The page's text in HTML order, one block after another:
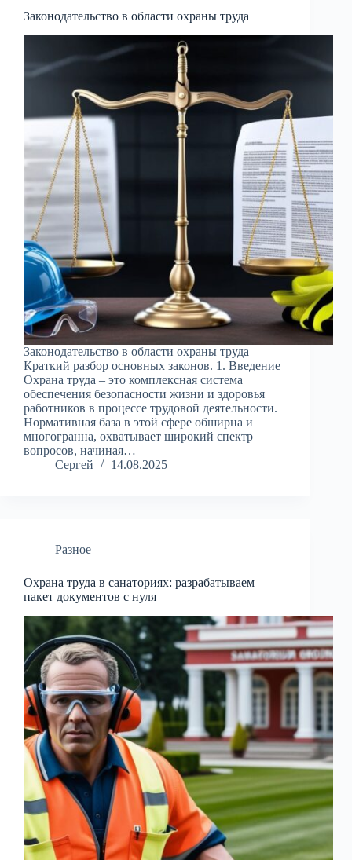
Законодательство в области охраны труда
Законодательство в области охраны труда
Краткий разбор основных законов. 1. Введение
Охрана труда – это комплексная система
обеспечения безопасности жизни и здоровья
работников в процессе трудовой деятельности.
Нормативная база в этой сфере обширна и
многогранна, охватывает широкий спектр
вопросов, начиная…
Сергей
14.08.2025
Разное
Охрана труда в санаториях: разрабатываем
пакет документов с нуля